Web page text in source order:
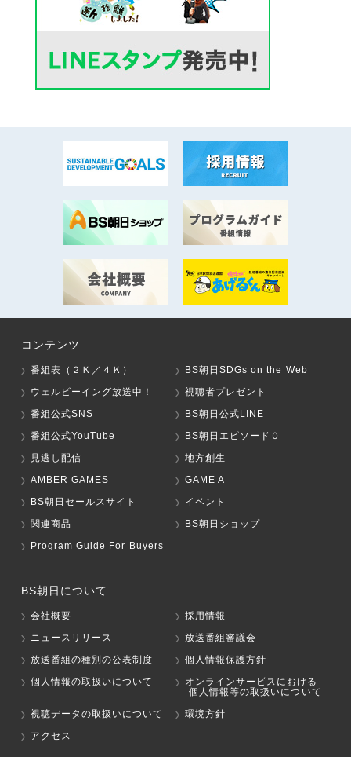
コンテンツ
番組表（２Ｋ／４Ｋ）
BS朝日SDGs on the Web
ウェルビーイング放送中！
視聴者プレゼント
番組公式SNS
BS朝日公式LINE
番組公式YouTube
BS朝日エピソード０
見逃し配信
地方創生
AMBER GAMES
GAME A
BS朝日セールスサイト
イベント
関連商品
BS朝日ショップ
Program Guide For Buyers
BS朝日について
会社概要
採用情報
ニュースリリース
放送番組審議会
放送番組の種別の公表制度
個人情報保護方針
個人情報の取扱いについて
オンラインサービスにおける
個人情報等の取扱いについて
視聴データの取扱いについて
環境方針
アクセス